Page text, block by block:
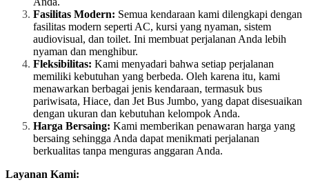
Fasilitas Modern: Semua kendaraan kami dilengkapi dengan
fasilitas modern seperti AC, kursi yang nyaman, sistem
audiovisual, dan toilet. Ini membuat perjalanan Anda lebih
nyaman dan menghibur.
Fleksibilitas: Kami menyadari bahwa setiap perjalanan
memiliki kebutuhan yang berbeda. Oleh karena itu, kami
menawarkan berbagai jenis kendaraan, termasuk bus
pariwisata, Hiace, dan Jet Bus Jumbo, yang dapat disesuaikan
dengan ukuran dan kebutuhan kelompok Anda.
Harga Bersaing: Kami memberikan penawaran harga yang
bersaing sehingga Anda dapat menikmati perjalanan
berkualitas tanpa menguras anggaran Anda.
Layanan Kami: